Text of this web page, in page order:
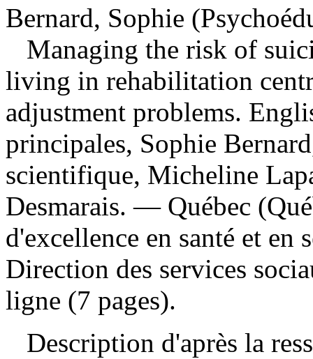
Bernard, Sophie
Managing the risk of
living in rehabilitation
adjustment problems.
principales, Sophie
scientifique, Micheline
Desmarais. — Québec
d'excellence en santé et en
Direction des services
ligne (7 pages).
Description d'après la